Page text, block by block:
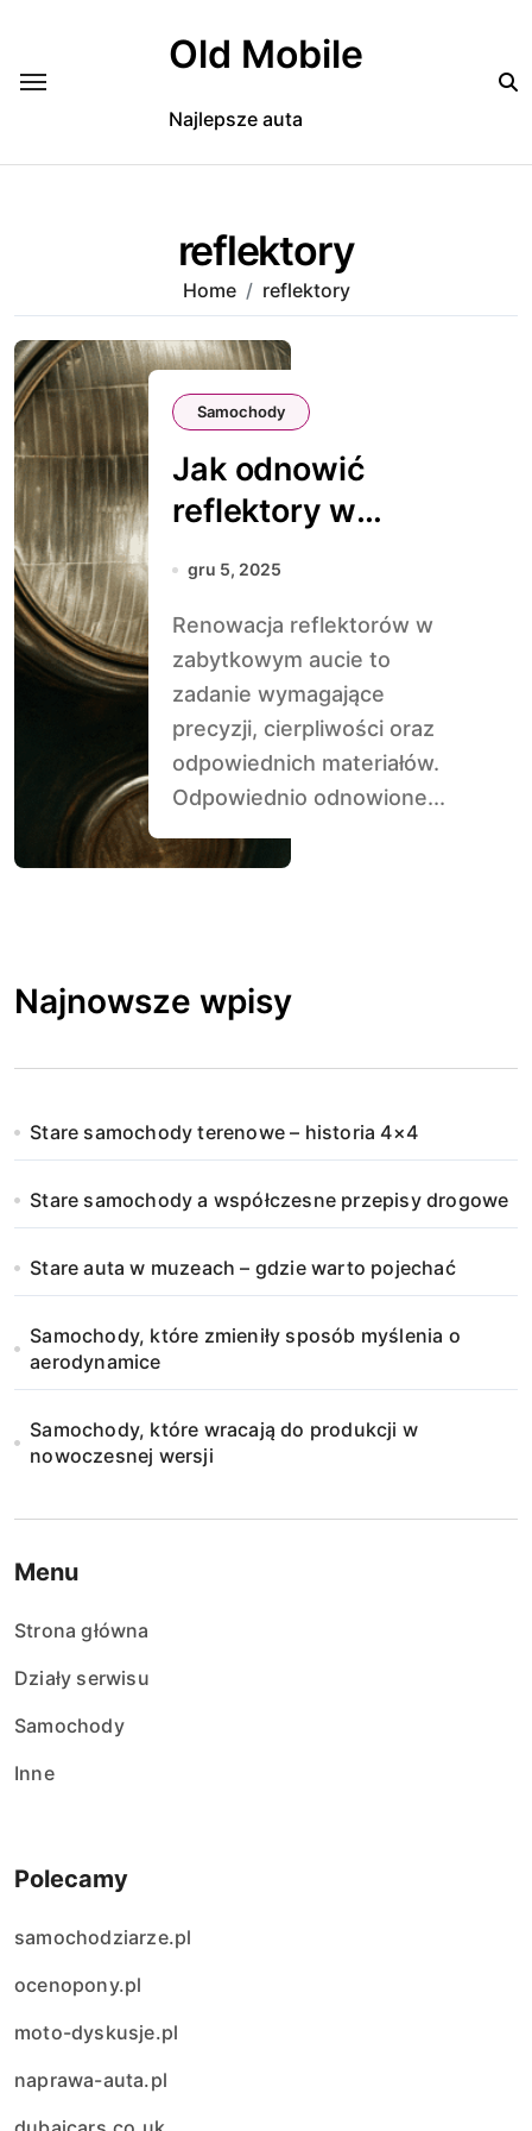
Old Mobile
Najlepsze auta
reflektory
Home reflektory
Samochody
Jak odnowić
reflektory w
zabytkowym
gru 5, 2025
Renowacja reflektorów w
zabytkowym aucie to
zadanie wymagające
precyzji, cierpliwości oraz
odpowiednich materiałów.
Odpowiednio odnowione...
Najnowsze wpisy
Stare samochody terenowe – historia 4×4
Stare samochody a współczesne przepisy drogowe
Stare auta w muzeach – gdzie warto pojechać
Samochody, które zmieniły sposób myślenia o
aerodynamice
Samochody, które wracają do produkcji w
nowoczesnej wersji
Menu
Strona główna
Działy serwisu
Samochody
Inne
Polecamy
samochodziarze.pl
ocenopony.pl
moto-dyskusje.pl
naprawa-auta.pl